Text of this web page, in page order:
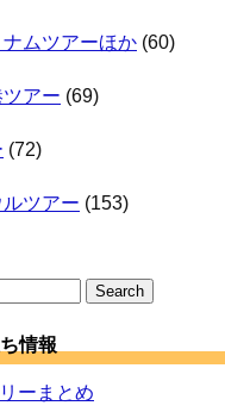
ムツアーほか (60)
アー (69)
(72)
ツアー (153)
情報
ーまとめ